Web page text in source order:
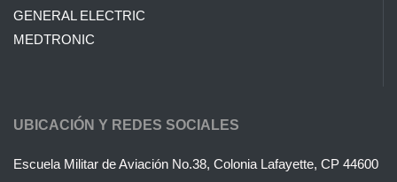
GENERAL ELECTRIC
MEDTRONIC
UBICACIÓN Y REDES SOCIALES
Escuela Militar de Aviación No.38, Colonia Lafayette, CP 44600